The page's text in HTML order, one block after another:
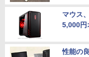
マウス
5,000円
性能の